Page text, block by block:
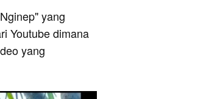
yang
Youtube dimana
yang